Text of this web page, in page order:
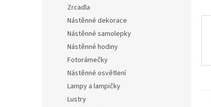
Zrcadla
Nástěnné dekorace
Nástěnné samolepky
Nástěnné hodiny
Fotorámečky
Nástěnné osvětlení
Lampy a lampičky
Lustry